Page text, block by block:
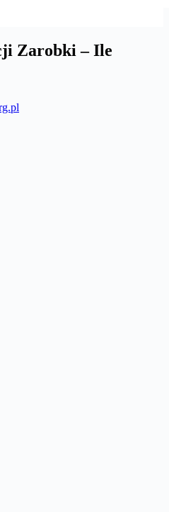
Zarobki – Ile